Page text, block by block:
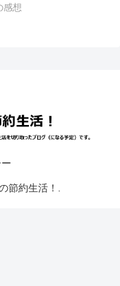
感想
節約生活！.